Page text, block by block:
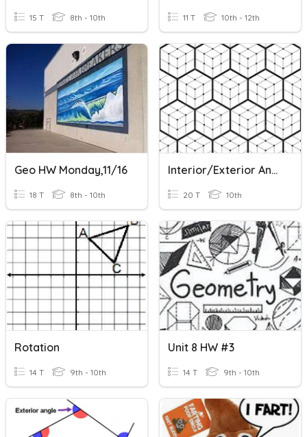
15 T 8th - 10th 11 T 10th - 12th
Geo HW Monday,11/16
18 T 8th - 10th
Interior/Exterior Angles Of Polygons And Parallelograms
20 T 10th
Rotation
14 T 9th - 10th
Unit 8 HW #3
14 T 9th - 10th